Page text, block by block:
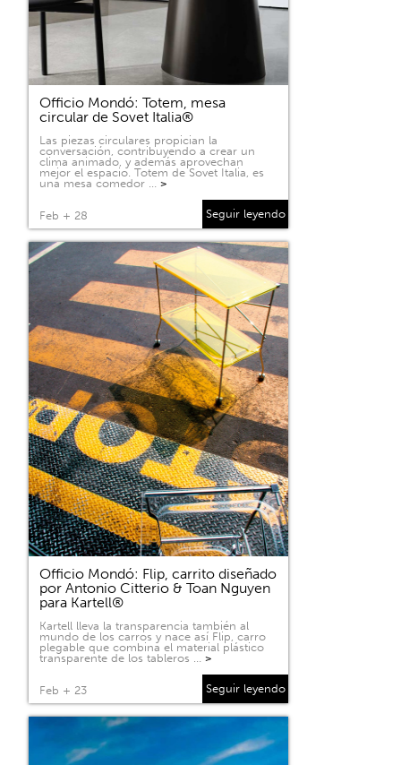
Officio Mondó: Totem, mesa
circular de Sovet Italia®
Las piezas circulares propician la
conversación, contribuyendo a crear un
clima animado, y además aprovechan
mejor el espacio. Totem de Sovet Italia, es
una mesa comedor … >
Feb + 28 Seguir leyendo
Officio Mondó: Flip, carrito diseñado
por Antonio Citterio & Toan Nguyen
para Kartell®
Kartell lleva la transparencia también al
mundo de los carros y nace así Flip, carro
plegable que combina el material plástico
transparente de los tableros … >
Feb + 23 Seguir leyendo